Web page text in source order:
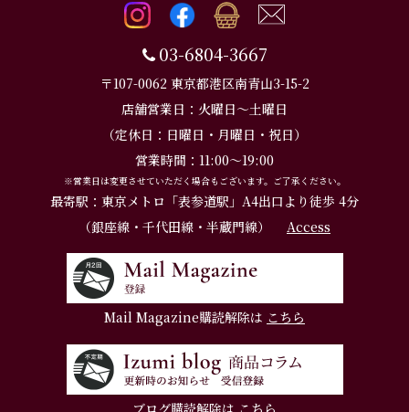
03-6804-3667
〒107-0062 東京都港区南青山3-15-2
店舗営業日：火曜日～土曜日
（定休日：日曜日・月曜日・祝日）
営業時間：11:00～19:00
※営業日は変更させていただく場合もございます。ご了承ください。
最寄駅：東京メトロ「表参道駅」A4出口より徒歩 4分
（銀座線・千代田線・半蔵門線）
Access
Mail Magazine購読解除は こちら
ブログ購読解除は こちら